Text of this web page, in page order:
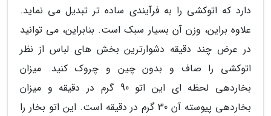
دارد که اتوکشی را به فرآیندی ساده تر تبدیل می نماید.
علاوه براین، وزن آن بسیار سبک است. بنابراین، می توانید
در عرض چند دقیقه دشوارترین بخش های لباس از نظر
اتوکشی را صاف و بدون چین و چروک کنید. میزان
بخاردهی لحظه ای این اتو 90 گرم در دقیقه و میزان
بخاردهی پیوسته آن 30 گرم در دقیقه است. این اتو بخار را